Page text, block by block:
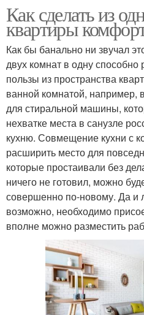
Как сделать из
квартиры
Как бы банально ни звучал
двух комнат в одну
пользы из пространства
ванной комнатой, например,
для стиральной машины,
нехватке места в санузле
кухню. Совмещение кухни с
расширить место для
которые простаивали без
ничего не готовил, можно
совершенно по-новому. Да и
возможно, необходимо
вполне можно разместить